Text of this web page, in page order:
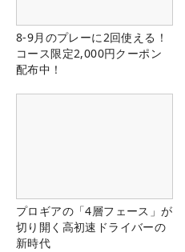
8-9月のプレーに2回使える！
コース限定2,000円クーポン
配布中！
プロギアの「4層フェース」が
切り開く高初速ドライバーの
新時代